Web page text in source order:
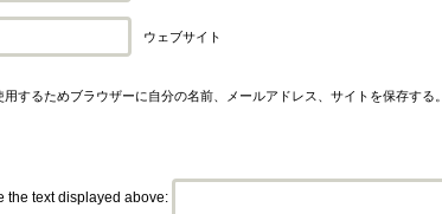
ウェブサイト
するためブラウザーに自分の名前、メールアドレス、サイトを保存する。
the text displayed above: